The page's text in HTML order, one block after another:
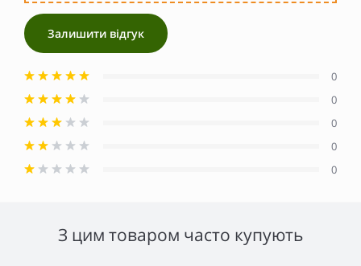
Залишити відгук
0
0
0
0
0
З цим товаром часто купують